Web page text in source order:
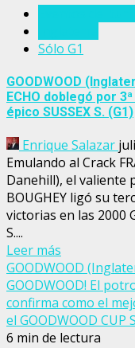
Sólo G1
GOODWOOD
ECHO doblegó por
épico SUSSEX S. (G1)
Enrique Salazar
Emulando al Crack
Danehill), el valiente
BOUGHEY ligó su
victorias en las 2000
S....
Leer más
GOODWOOD
GOODWOOD! El
confirma como el
el GOODWOOD CUP
6 min de lectura